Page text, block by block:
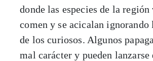
donde las especies de la región
comen y se acicalan ignorando
de los curiosos. Algunos
mal carácter y pueden lanzarse